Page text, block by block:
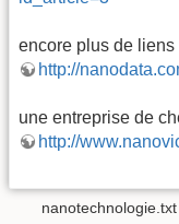
encore plus de
http://
une entreprise de
http://
nanotechnologie.txt